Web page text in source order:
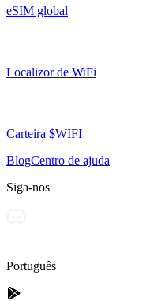
eSIM global
Localizor de WiFi
Carteira $WIFI
BlogCentro de ajuda
Siga-nos
Português